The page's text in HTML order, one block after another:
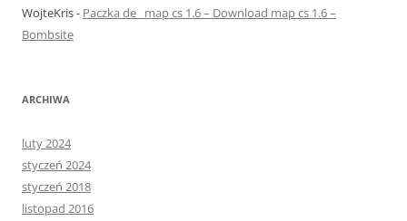
WojteKris- Paczka de_ map cs 1.6 – Download map cs 1.6 –
Bombsite
ARCHIWA
luty 2024
styczeń 2024
styczeń 2018
listopad 2016